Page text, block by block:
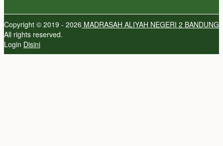
Copyright © 2019 - 2026 MADRASAH ALIYAH NEGERI 2 BANDUNG
All rights reserved.
Login Disini